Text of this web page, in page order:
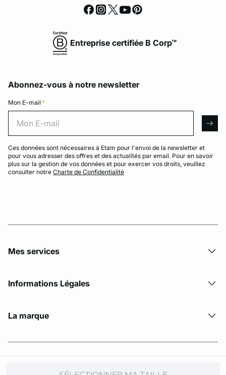
Entreprise certifiée B Corp™
Abonnez-vous à notre newsletter
Mon E-mail *
Ces données sont nécessaires à Etam pour l'envoi de la newsletter et
pour vous adresser des offres et des actualités par email. Pour en savoir
plus sur la gestion de vos données et pour exercer vos droits, veuillez
consulter notre Charte de Confidentialité
Mes services
Informations Légales
La marque